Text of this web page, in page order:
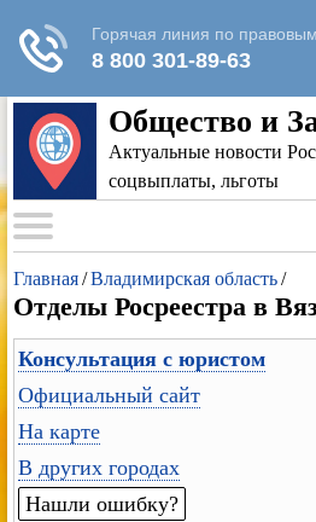
Общество и
Актуальные новости
соцвыплаты, льготы
Главная/Владимирская область/
Отделы Росреестра в
Консультация с юристом
Официальный сайт
На карте
В других городах
Нашли ошибку?
Для любых
reestr@cp9.ru